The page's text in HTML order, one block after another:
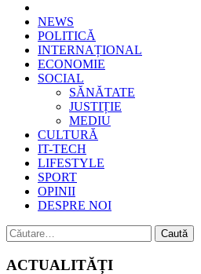
Epoca
Cele mai noi știri online din România
NEWS
POLITICĂ
INTERNAȚIONAL
ECONOMIE
SOCIAL
SĂNĂTATE
JUSTIȚIE
MEDIU
CULTURĂ
IT-TECH
LIFESTYLE
SPORT
OPINII
DESPRE NOI
Caută
după:
ACTUALITĂȚI